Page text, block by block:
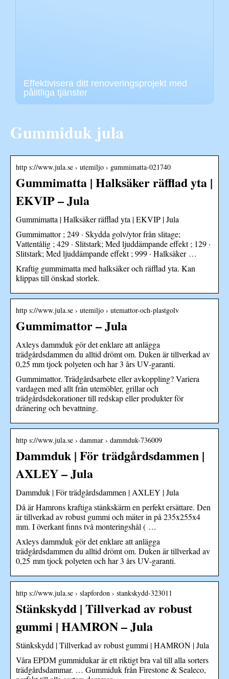
Effektivisera ditt renoveringsprojekt med
pålitliga tjänster
Gummiduk jula
http s://www.jula.se › utemiljo › gummimatta-021740
Gummimatta | Halksäker räfflad yta |
EKVIP – Jula
Gummimatta | Halksäker räfflad yta | EKVIP | Jula
Gummimattor ; 249 · Skydda golv/ytor från slitage;
Vattentålig ; 429 · Slitstark; Med ljuddämpande effekt ; 129 ·
Slitstark; Med ljuddämpande effekt ; 999 · Halksäker …
Kraftig gummimatta med halksäker och räfflad yta. Kan
klippas till önskad storlek.
http s://www.jula.se › utemiljo › utemattor-och-plastgolv
Gummimattor – Jula
Axleys dammduk gör det enklare att anlägga
trädgårdsdammen du alltid drömt om. Duken är tillverkad av
0,25 mm tjock polyeten och har 3 års UV-garanti.
Gummimattor. Trädgårdsarbete eller avkoppling? Variera
vardagen med allt från utemöbler, grillar och
trädgårdsdekorationer till redskap eller produkter för
dränering och bevattning.
http s://www.jula.se › dammar › dammduk-736009
Dammduk | För trädgårdsdammen |
AXLEY – Jula
Dammduk | För trädgårdsdammen | AXLEY | Jula
Då är Hamrons kraftiga stänkskärm en perfekt ersättare. Den
är tillverkad av robust gummi och mäter in på 235x255x4
mm. I överkant finns två monteringshål ( …
Axleys dammduk gör det enklare att anlägga
trädgårdsdammen du alltid drömt om. Duken är tillverkad av
0,25 mm tjock polyeten och har 3 års UV-garanti.
http s://www.jula.se › slapfordon › stankskydd-323011
Stänkskydd | Tillverkad av robust
gummi | HAMRON – Jula
Stänkskydd | Tillverkad av robust gummi | HAMRON | Jula
Våra EPDM gummidukar är ett riktigt bra val till alla sorters
trädgårdsdammar. … Gummiduk från Firestone & Sealeco,